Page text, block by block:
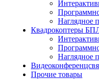
Наглядное
Квадрокоптеры
Наглядное
Прочие товары